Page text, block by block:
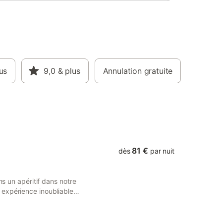
9,0 & plus Annulation gratuite
un apéritif dans notre
inoubliable
notre SPA troglo !
dès 81 € par nuit